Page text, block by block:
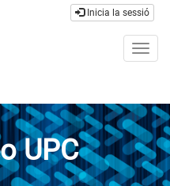
Inicia la sessió
UPC